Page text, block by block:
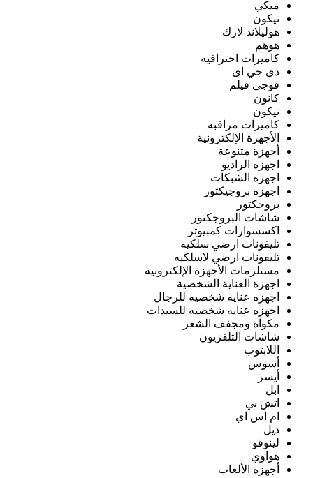
ميكي
نيكون
هوليلاند لارك
هوهم
كاميرات احترافيه
دى جي اى
فوجي فيلم
كانون
نيكون
كاميرات مراقبه
الأجهزة الإلكترونية
أجهزة متنوعة
اجهزه الراديو
اجهزه الشبكات
اجهزه بروجيكتور
بروجكتور
شاشات البروجكتور
اكسسوارات كمبيوتر
تليفونات ارضي سلكيه
تليفونات ارضي لاسلكيه
مستلزمات الأجهزة الإلكترونية
اجهزة العناية الشخصية
اجهزه عنايه شخصيه للرجال
اجهزه عنايه شخصيه للسيدات
مكواة ومجفف الشعر
شاشات التلفزيون
اللابتوب
أسوس
أيسر
ابل
اتش بي
ام اس اي
ديل
لينوفو
هواوي
أجهزة الألعاب